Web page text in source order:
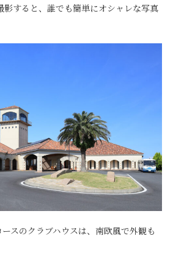
影すると、誰でも簡単にオシャレな写真
スのクラブハウスは、南欧風で外観も